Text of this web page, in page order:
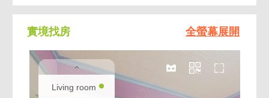
實境找房 全螢幕展開